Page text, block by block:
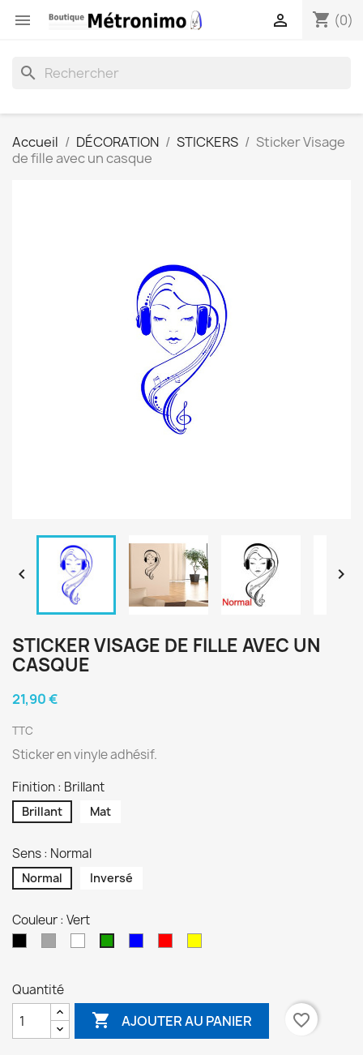
 shopping_cart (0)

search
Accueil DÉCORATION STICKERS
Sticker Visage
de fille avec un casque
 
STICKER VISAGE DE FILLE AVEC UN
CASQUE
21,90 €
TTC
Sticker en vinyle adhésif.
Finition : Brillant
Brillant Mat
Sens : Normal
Normal Inversé
Couleur : Vert
Quantité
 AJOUTER AU PANIER favorite_border